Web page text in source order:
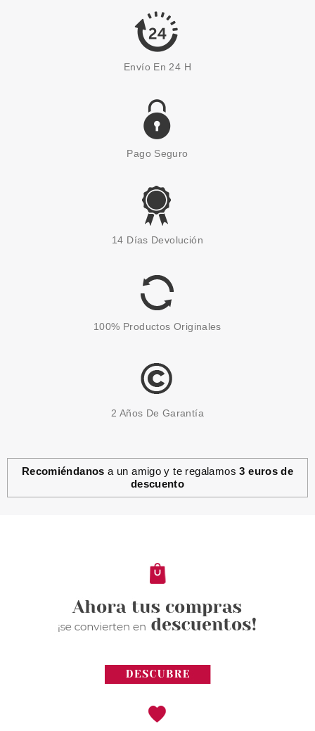
53.65€
GIORGIO ARMANI
PARFUM 150 ML RECARGA
81.60€
GIORGIO ARMANI
56.72€
Envío En 24 H
Pago Seguro
14 Días Devolución
100% Productos Originales
2 Años De Garantía
Recomiéndanos a un amigo y te regalamos3 euros de
descuento